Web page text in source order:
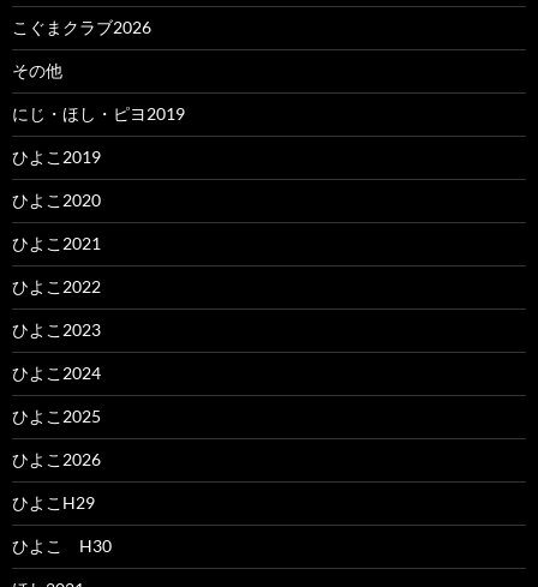
こぐまクラブ2026
その他
にじ・ほし・ピヨ2019
ひよこ2019
ひよこ2020
ひよこ2021
ひよこ2022
ひよこ2023
ひよこ2024
ひよこ2025
ひよこ2026
ひよこH29
ひよこ H30